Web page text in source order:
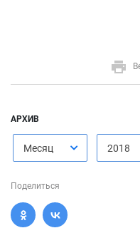
АРХИВ
Месяц 2018
Поделиться